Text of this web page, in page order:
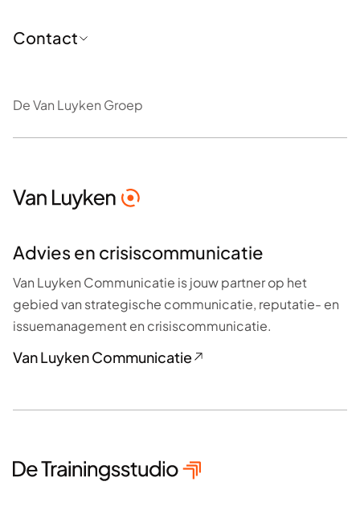
Trainingen en opleidingen
Over ons
Contact
De Van Luyken Groep
Advies en crisiscommunicatie
Van Luyken Communicatie is jouw partner op het
gebied van strategische communicatie, reputatie- en
issuemanagement en crisiscommunicatie.
Van Luyken Communicatie